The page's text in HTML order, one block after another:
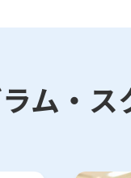
ム・ス